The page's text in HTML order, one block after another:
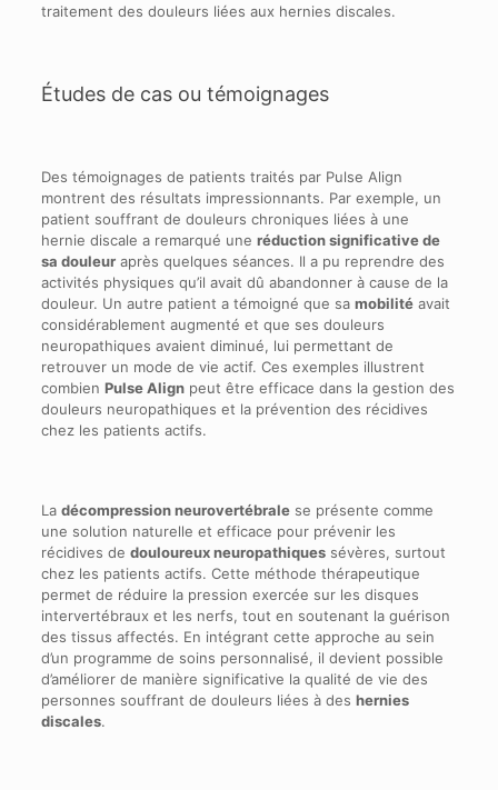
traitement des douleurs liées aux hernies discales.
Études de cas ou témoignages
Des témoignages de patients traités par Pulse Align
montrent des résultats impressionnants. Par exemple, un
patient souffrant de douleurs chroniques liées à une
hernie discale a remarqué une réduction significative de
sa douleuraprès quelques séances. Il a pu reprendre des
activités physiques qu’il avait dû abandonner à cause de la
douleur. Un autre patient a témoigné que sa mobilitéavait
considérablement augmenté et que ses douleurs
neuropathiques avaient diminué, lui permettant de
retrouver un mode de vie actif. Ces exemples illustrent
combien Pulse Alignpeut être efficace dans la gestion des
douleurs neuropathiques et la prévention des récidives
chez les patients actifs.
La décompression neurovertébralese présente comme
une solution naturelle et efficace pour prévenir les
récidives de douloureux neuropathiquessévères, surtout
chez les patients actifs. Cette méthode thérapeutique
permet de réduire la pression exercée sur les disques
intervertébraux et les nerfs, tout en soutenant la guérison
des tissus affectés. En intégrant cette approche au sein
d’un programme de soins personnalisé, il devient possible
d’améliorer de manière significative la qualité de vie des
personnes souffrant de douleurs liées à des hernies
discales.